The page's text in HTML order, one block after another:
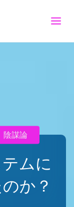
ムに
か？
陰謀論